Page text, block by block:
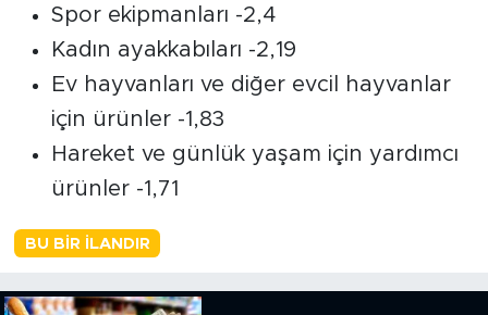
Spor ekipmanları -2,4
Kadın ayakkabıları -2,19
Ev hayvanları ve diğer evcil hayvanlar
için ürünler -1,83
Hareket ve günlük yaşam için yardımcı
ürünler -1,71
BU BIR İLANDIR